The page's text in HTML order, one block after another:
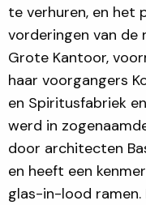
te verhuren, en het
vorderingen van
Grote Kantoor,
haar voorgangers
en Spiritusfabriek
werd in
door architecten
en heeft een
glas-in-lood ramen.